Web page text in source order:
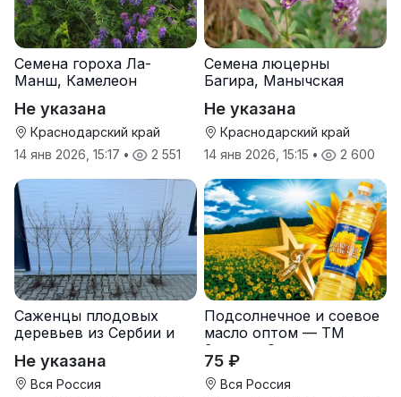
Семена гороха Ла-
Манш, Камелеон
Не указана
Краснодарский край
14 янв 2026, 15:17 • 2 551
Семена люцерны
Багира, Манычская
Не указана
Краснодарский край
14 янв 2026, 15:15 • 2 600
Саженцы плодовых
деревьев из Сербии и
Не указана
Вся Россия
Подсолнечное и соевое
масло оптом — ТМ
Золотая Семечка
75 ₽
Вся Россия